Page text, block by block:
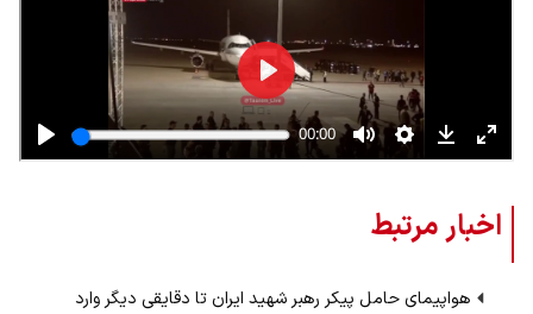
اخبار مرتبط
هواپیمای حامل پیکر رهبر شهید ایران تا دقایقی دیگر وارد